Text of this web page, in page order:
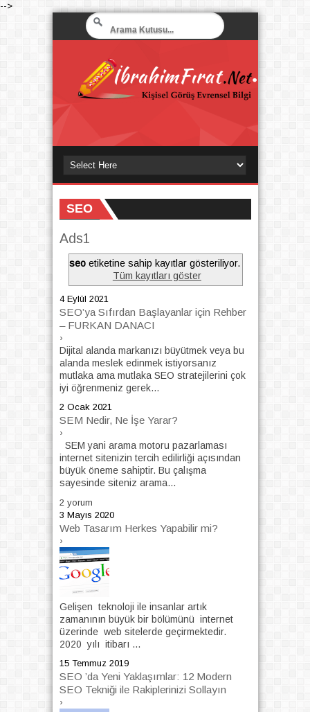
-->
SEO
Ads1
seo etiketine sahip kayıtlar gösteriliyor.
Tüm kayıtları göster
4 Eylül 2021
SEO’ya Sıfırdan Başlayanlar için Rehber
– FURKAN DANACI
›
Dijital alanda markanızı büyütmek veya bu
alanda meslek edinmek istiyorsanız
mutlaka ama mutlaka SEO stratejilerini çok
iyi öğrenmeniz gerek...
2 Ocak 2021
SEM Nedir, Ne İşe Yarar?
›
SEM yani arama motoru pazarlaması
internet sitenizin tercih edilirliği açısından
büyük öneme sahiptir. Bu çalışma
sayesinde siteniz arama...
2 yorum
3 Mayıs 2020
Web Tasarım Herkes Yapabilir mi?
›
Gelişen teknoloji ile insanlar artık
zamanının büyük bir bölümünü internet
üzerinde web sitelerde geçirmektedir.
2020 yılı itibarı ...
15 Temmuz 2019
SEO ’da Yeni Yaklaşımlar: 12 Modern
SEO Tekniği ile Rakiplerinizi Sollayın
›